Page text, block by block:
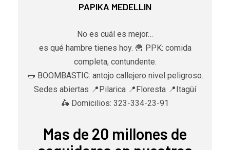
PAPIKA MEDELLIN
No es cuál es mejor…
es qué hambre tienes hoy. 🍟 PPK: comida
completa, contundente.
🌭 BOOMBASTIC: antojo callejero nivel peligroso.
Sedes abiertas 📍Pilarica 📍Floresta 📍Itagüí
🛵 Domicilios: 323-334-23-91
Mas de 20 millones de